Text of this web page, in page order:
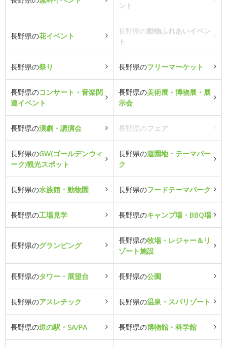
ント
長野県の花イベント
長野県の動物ふれあいイベン
ト
長野県の祭り 長野県のフリーマーケット
長野県のコンサート・音楽関
連イベント
長野県の美術展・博物展・展
示会
長野県の演劇・講演会 長野県のフェア
長野県のGW(ゴールデンウィ
ーク)観光スポット
長野県の遊園地・テーマパー
ク
長野県の水族館・動物園 長野県のフードテーマパーク
長野県の工場見学 長野県のキャンプ場・BBQ場
長野県のグランピング
長野県の牧場・レジャー＆リ
ゾート施設
長野県のタワー・展望台 長野県の公園
長野県のアスレチック 長野県の温泉・スパリゾート
長野県の道の駅・SA/PA 長野県の博物館・科学館